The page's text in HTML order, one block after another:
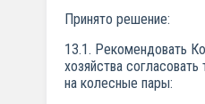
Принято решение:
13.1. Рекомендовать
хозяйства согласовать
на колесные пары: